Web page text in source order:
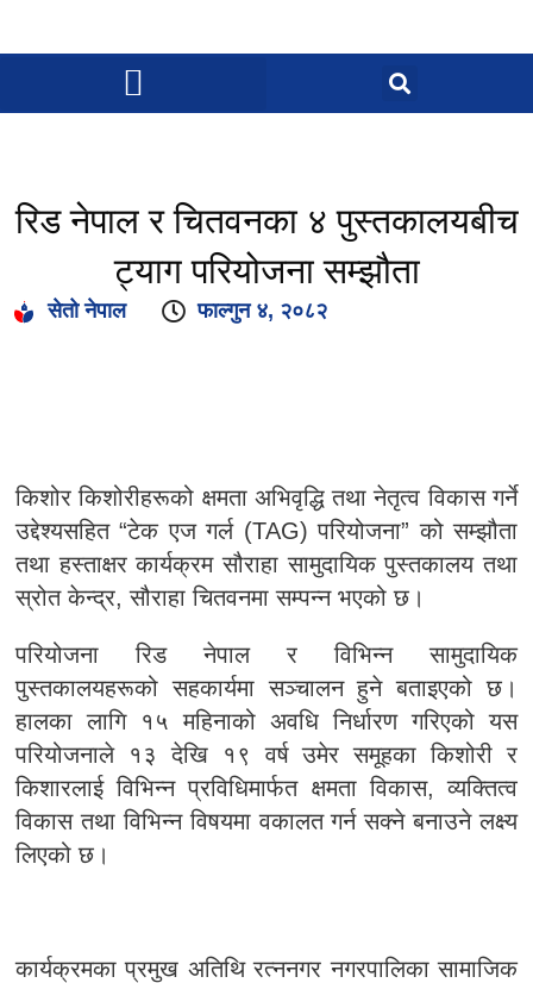
रिड नेपाल र चितवनका ४ पुस्तकालयबीच
ट्याग परियोजना सम्झौता
सेतो नेपाल फाल्गुन ४, २०८२
किशोर किशोरीहरूको क्षमता अभिवृद्धि तथा नेतृत्व विकास गर्ने
उद्देश्यसहित “टेक एज गर्ल (TAG) परियोजना” को सम्झौता
तथा हस्ताक्षर कार्यक्रम सौराहा सामुदायिक पुस्तकालय तथा
स्रोत केन्द्र, सौराहा चितवनमा सम्पन्न भएको छ।
परियोजना रिड नेपाल र विभिन्न सामुदायिक
पुस्तकालयहरूको सहकार्यमा सञ्चालन हुने बताइएको छ।
हालका लागि १५ महिनाको अवधि निर्धारण गरिएको यस
परियोजनाले १३ देखि १९ वर्ष उमेर समूहका किशोरी र
किशारलाई विभिन्न प्रविधिमार्फत क्षमता विकास, व्यक्तित्व
विकास तथा विभिन्न विषयमा वकालत गर्न सक्ने बनाउने लक्ष्य
लिएको छ।
कार्यक्रमका प्रमुख अतिथि रत्ननगर नगरपालिका सामाजिक